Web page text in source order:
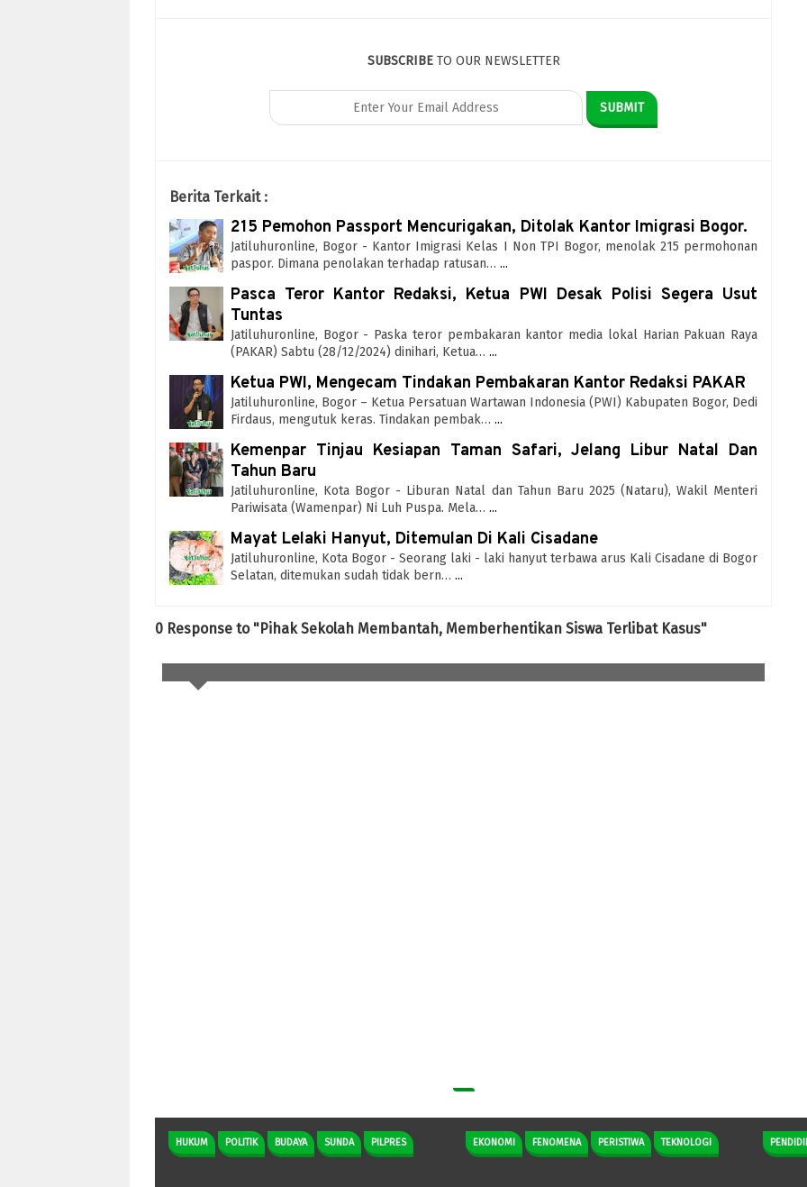
SUBSCRIBETO OUR NEWSLETTER
Berita Terkait :
215 Pemohon Passport Mencurigakan, Ditolak Kantor Imigrasi Bogor.
Jatiluhuronline, Bogor - Kantor Imigrasi Kelas I Non TPI Bogor, menolak 215 permohonan
paspor. Dimana penolakan terhadap ratusan… ...
Pasca Teror Kantor Redaksi, Ketua PWI Desak Polisi Segera Usut
Tuntas
Jatiluhuronline, Bogor - Paska teror pembakaran kantor media lokal Harian Pakuan Raya
(PAKAR) Sabtu (28/12/2024) dinihari, Ketua… ...
Ketua PWI, Mengecam Tindakan Pembakaran Kantor Redaksi PAKAR
Jatiluhuronline, Bogor – Ketua Persatuan Wartawan Indonesia (PWI) Kabupaten Bogor, Dedi
Firdaus, mengutuk keras. Tindakan pembak… ...
Kemenpar Tinjau Kesiapan Taman Safari, Jelang Libur Natal Dan
Tahun Baru
Jatiluhuronline, Kota Bogor - Liburan Natal dan Tahun Baru 2025 (Nataru), Wakil Menteri
Pariwisata (Wamenpar) Ni Luh Puspa. Mela… ...
Mayat Lelaki Hanyut, Ditemulan Di Kali Cisadane
Jatiluhuronline, Kota Bogor - Seorang laki - laki hanyut terbawa arus Kali Cisadane di Bogor
Selatan, ditemukan sudah tidak bern… ...
0 Response to "Pihak Sekolah Membantah, Memberhentikan Siswa Terlibat Kasus"
HUKUM POLITIK BUDAYA SUNDA PILPRES EKONOMI FENOMENA PERISTIWA TEKNOLOGI